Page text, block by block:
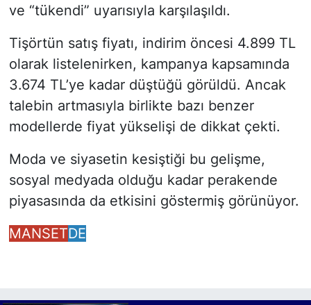
ve “tükendi” uyarısıyla karşılaşıldı.
Tişörtün satış fiyatı, indirim öncesi 4.899 TL
olarak listelenirken, kampanya kapsamında
3.674 TL’ye kadar düştüğü görüldü. Ancak
talebin artmasıyla birlikte bazı benzer
modellerde fiyat yükselişi de dikkat çekti.
Moda ve siyasetin kesiştiği bu gelişme,
sosyal medyada olduğu kadar perakende
piyasasında da etkisini göstermiş görünüyor.
MANSETDE